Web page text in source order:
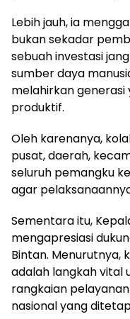
Lebih jauh, ia
bukan sekadar
sebuah investasi
sumber daya
melahirkan generasi
produktif.
Oleh karenanya,
pusat, daerah,
seluruh pemangku
agar
Sementara itu,
mengapresiasi
Bintan. Menurutnya,
adalah langkah vital
rangkaian
nasional yang